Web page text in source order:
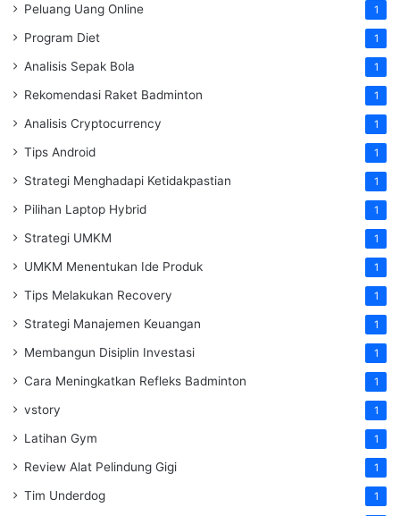
Peluang Uang Online 1
Program Diet 1
Analisis Sepak Bola 1
Rekomendasi Raket Badminton 1
Analisis Cryptocurrency 1
Tips Android 1
Strategi Menghadapi Ketidakpastian 1
Pilihan Laptop Hybrid 1
Strategi UMKM 1
UMKM Menentukan Ide Produk 1
Tips Melakukan Recovery 1
Strategi Manajemen Keuangan 1
Membangun Disiplin Investasi 1
Cara Meningkatkan Refleks Badminton 1
vstory 1
Latihan Gym 1
Review Alat Pelindung Gigi 1
Tim Underdog 1